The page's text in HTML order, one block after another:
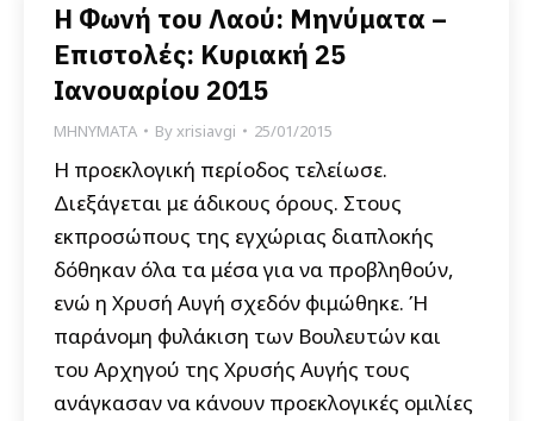
Η Φωνή του Λαού: Μηνύματα –
Επιστολές: Κυριακή 25
Ιανουαρίου 2015
ΜΗΝΥΜΑΤΑ Byxrisiavgi 25/01/2015
Η προεκλογική περίοδος τελείωσε.
Διεξάγεται με άδικους όρους. Στους
εκπροσώπους της εγχώριας διαπλοκής
δόθηκαν όλα τα μέσα για να προβληθούν,
ενώ η Χρυσή Αυγή σχεδόν φιμώθηκε. Ή
παράνομη φυλάκιση των Βουλευτών και
του Αρχηγού της Χρυσής Αυγής τους
ανάγκασαν να κάνουν προεκλογικές ομιλίες